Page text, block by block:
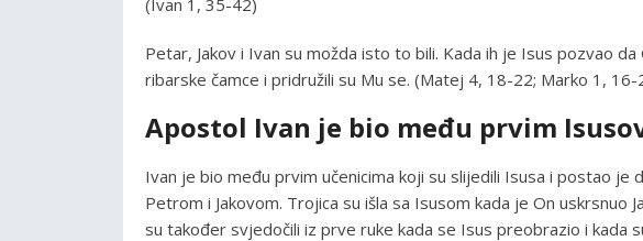
Petar, Jakov i Ivan su možda isto to bili. Kada ih je Isus pozvao
ribarske čamce i pridružili su Mu se. (Matej 4, 18-22; Marko 1, 16-
Apostol Ivan je bio među prvim
Ivan je bio među prvim učenicima koji su slijedili Isusa i postao
Petrom i Jakovom. Trojica su išla sa Isusom kada je On uskrsnuo
su također svjedočili iz prve ruke kada se Isus preobrazio i kada